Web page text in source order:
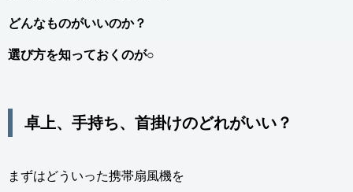
どんなものがいいのか？
選び方を知っておくのが○
卓上、手持ち、首掛けのどれがいい？
まずはどういった携帯扇風機を